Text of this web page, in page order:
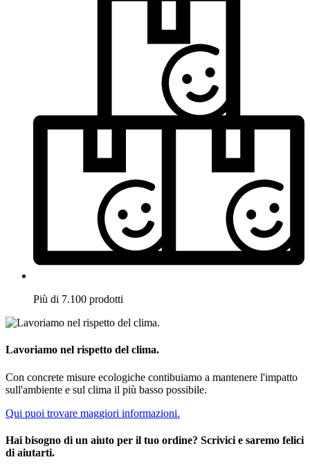
Più di 7.100 prodotti
Lavoriamo nel rispetto del clima.
Con concrete misure ecologiche contibuiamo a mantenere l'impatto
sull'ambiente e sul clima il più basso possibile.
Qui puoi trovare maggiori informazioni.
Hai bisogno di un aiuto per il tuo ordine? Scrivici e saremo felici
di aiutarti.